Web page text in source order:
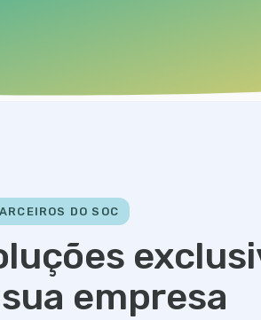
DO SOC
empresa